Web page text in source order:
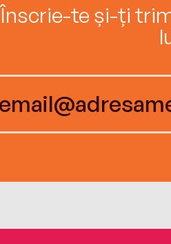
Înscrie-te și-ți